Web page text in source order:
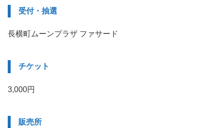
受付・抽選
長横町ムーンプラザ ファサード
チケット
3,000円
販売所